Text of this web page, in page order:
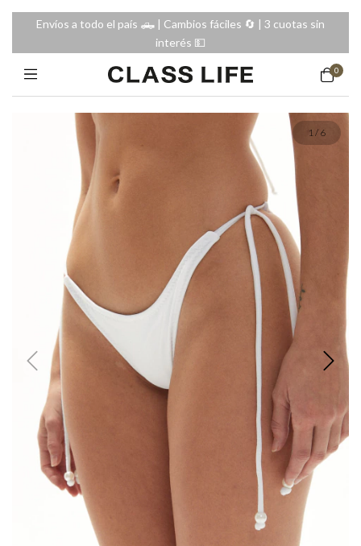
Envíos a todo el país 🛻 | Cambios fáciles 🔄️ | 3 cuotas sin
interés 💵
0
1/ 6